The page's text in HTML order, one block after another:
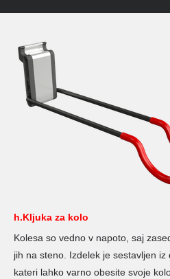
h.Kljuka za kolo
Kolesa so vedno v napoto, saj
jih na steno. Izdelek je sestavljen iz
kateri lahko varno obesite svoje